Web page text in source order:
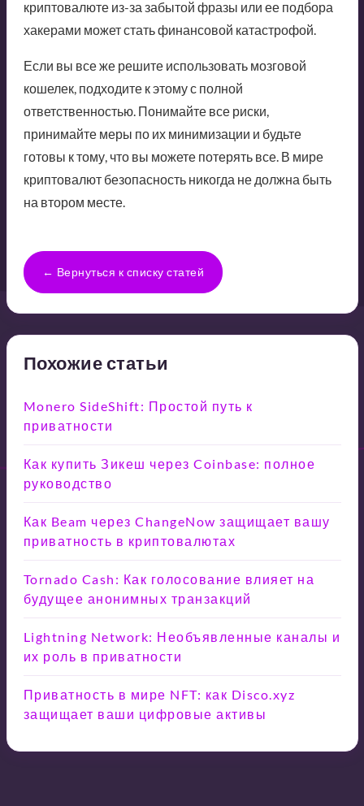
криптовалюте из-за забытой фразы или ее подбора
хакерами может стать финансовой катастрофой.
Если вы все же решите использовать мозговой
кошелек, подходите к этому с полной
ответственностью. Понимайте все риски,
принимайте меры по их минимизации и будьте
готовы к тому, что вы можете потерять все. В мире
криптовалют безопасность никогда не должна быть
на втором месте.
← Вернуться к списку статей
Похожие статьи
Monero SideShift: Простой путь к
приватности
Как купить Зикеш через Coinbase: полное
руководство
Как Beam через ChangeNow защищает вашу
приватность в криптовалютах
Tornado Cash: Как голосование влияет на
будущее анонимных транзакций
Lightning Network: Необъявленные каналы и
их роль в приватности
Приватность в мире NFT: как Disco.xyz
защищает ваши цифровые активы